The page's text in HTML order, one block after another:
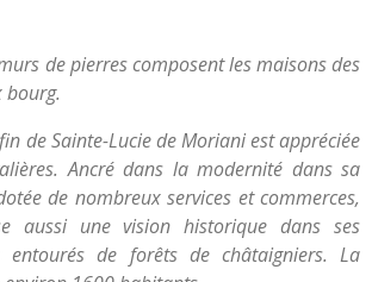
de pierres composent les maisons des
bourg.
de Sainte-Lucie de Moriani est appréciée
Ancré dans la modernité dans sa
de nombreux services et commerces,
aussi une vision historique dans ses
entourés de forêts de châtaigniers. La